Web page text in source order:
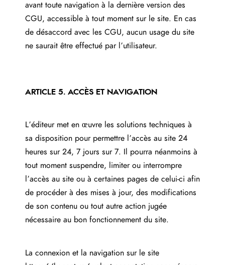
avant toute navigation à la dernière version des
CGU, accessible à tout moment sur le site. En cas
de désaccord avec les CGU, aucun usage du site
ne saurait être effectué par l’utilisateur.
ARTICLE 5. ACCÈS ET NAVIGATION
L’éditeur met en œuvre les solutions techniques à
sa disposition pour permettre l’accès au site 24
heures sur 24, 7 jours sur 7. Il pourra néanmoins à
tout moment suspendre, limiter ou interrompre
l’accès au site ou à certaines pages de celui-ci afin
de procéder à des mises à jour, des modifications
de son contenu ou tout autre action jugée
nécessaire au bon fonctionnement du site.
La connexion et la navigation sur le site